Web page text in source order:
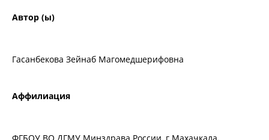
Автор (ы)
Гасанбекова Зейнаб Магомедшерифовна
Аффилиация